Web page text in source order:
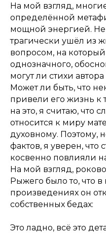
На мой взгляд,
определённой
мощной энергией. Не
трагически ушёл из
вопросом, на
однозначного,
могут ли стихи
Может ли быть, что
привели его жизнь к
на это, я считаю, что
относится к миру
духовному. Поэтому,
фактов, я уверен, что
косвенно повлияли
На мой взгляд,
Рыжего было то, что в
произведениях он
собственных бедах:
Это ладно, всё это